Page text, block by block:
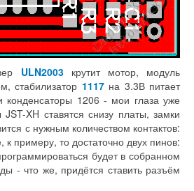
ULN2003
крутит мотор, модуль
стабилизатор 1117 на 3.3В питает
конденсаторы 1206 - мои глаза уже
XH ставятся снизу платы, замки
с нужным количеством контактов:
к примеру, то достаточно двух пинов:
будет в собранном
- что же, придётся ставить разъём